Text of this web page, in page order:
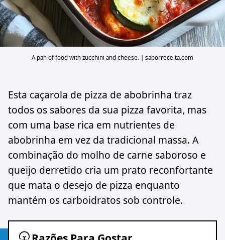
A pan of food with zucchini and cheese. | saborreceita.com
Esta caçarola de pizza de abobrinha traz
todos os sabores da sua pizza favorita, mas
com uma base rica em nutrientes de
abobrinha em vez da tradicional massa. A
combinação do molho de carne saboroso e
queijo derretido cria um prato reconfortante
que mata o desejo de pizza enquanto
mantém os carboidratos sob controle.